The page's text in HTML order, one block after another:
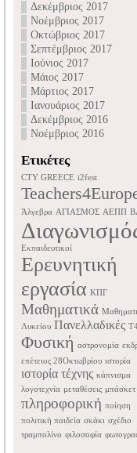
Δεκέμβριος 2017
Νοέμβριος 2017
Οκτώβριος 2017
Σεπτέμβριος 2017
Ιούνιος 2017
Μάιος 2017
Μάρτιος 2017
Ιανουάριος 2017
Δεκέμβριος 2016
Νοέμβριος 2016
Ετικέτες
CTY GREECE i2fest
Άλγεβρα ΑΓΙΑΣΜΟΣ ΑΕΠΠ
Εκπαιδευτικοί
Ερευνητική
εργασία ΚΠΓ
Μαθηματικά
Λυκείου Πανελλαδικές
Φυσική αστρονομία
επέτειος 28Οκτωβρίου ιστορία
ιστορία τέχνης κάπνισμα
λογοτεχνία μεταθέσεις μπάσκετ
πληροφορική ποίηση
πολιτική παιδεία σκάκι σχέδιο
τραμπολίνο φιλοσοφία